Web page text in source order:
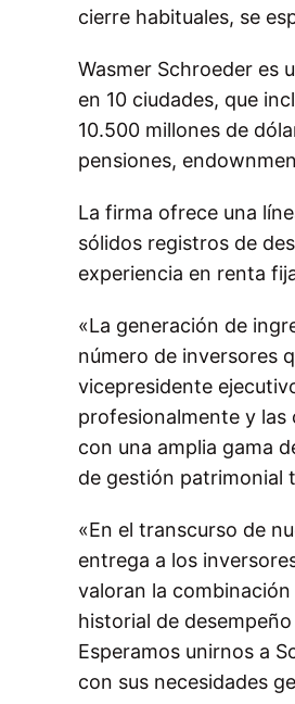
cierre habituales, se
Wasmer Schroeder es
en 10 ciudades, que
10.500 millones de
pensiones,
La firma ofrece una
sólidos registros de
experiencia en renta
«La generación de
número de inversores
vicepresidente
profesionalmente y las
con una amplia gama
de gestión patrimonial
«En el transcurso de
entrega a los
valoran la
historial de
Esperamos unirnos a
con sus necesidades